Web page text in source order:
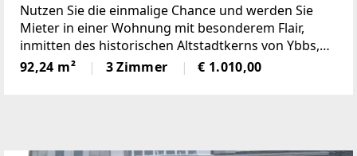
Nutzen Sie die einmalige Chance und werden Sie
Mieter in einer Wohnung mit besonderem Flair,
inmitten des historischen Altstadtkerns von Ybbs,
mit Blick auf die Donau.Dieses historische Objekt in
der Kirchengasse 6 beherbergte in der
92,24 m² 3 Zimmer € 1.010,00